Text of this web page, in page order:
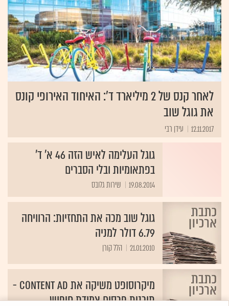
לאחר קנס של 2 מיליארד ד': האיחוד האירופי קונס
את גוגל שוב
12.11.2017 עידן רבי
גוגל העלימה לאיש הזה 46 א' ד'
בפתאומיות ובלי הסברים
19.08.2014 שירות גלובס
גוגל שוב מכה את התחזיות: הרוויחה
6.79 דולר למניה
21.01.2010 הלל קורן
מיקרוסופט משיקה את Content Ad -
תוכנית פרסום צמודת חיפוש